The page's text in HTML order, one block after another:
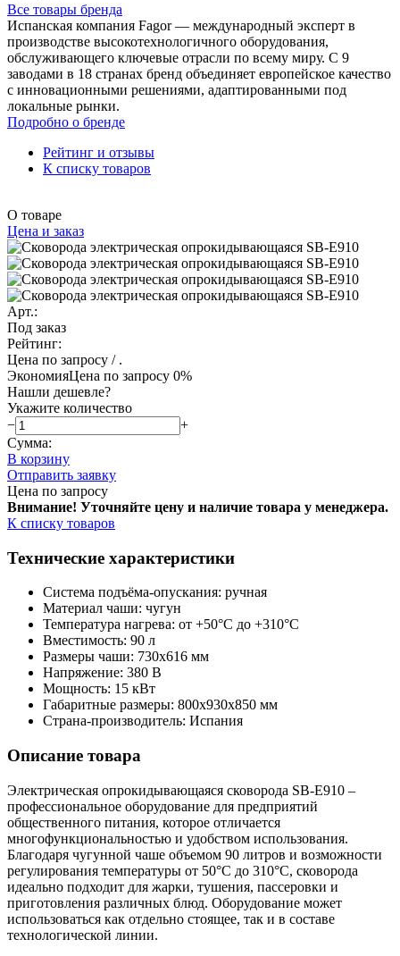
Все товары бренда
Испанская компания Fagor — международный эксперт в
производстве высокотехнологичного оборудования,
обслуживающего ключевые отрасли по всему миру. С 9
заводами в 18 странах бренд объединяет европейское качество
с инновационными решениями, адаптированными под
локальные рынки.
Подробно о бренде
Рейтинг и отзывы
К списку товаров
О товаре
Цена и заказ
Арт.:
Под заказ
Рейтинг:
Цена по запросу / .
ЭкономияЦена по запросу 0%
Нашли дешевле?
Укажите количество
−
+
Сумма:
В корзину
Отправить заявку
Цена по запросу
Внимание! Уточняйте цену и наличие товара у менеджера.
К списку товаров
Технические характеристики
Система подъёма-опускания: ручная
Материал чаши: чугун
Температура нагрева: от +50°С до +310°С
Вместимость: 90 л
Размеры чаши: 730х616 мм
Напряжение: 380 В
Мощность: 15 кВт
Габаритные размеры: 800х930х850 мм
Страна-производитель: Испания
Описание товара
Электрическая опрокидывающаяся сковорода SB-E910 –
профессиональное оборудование для предприятий
общественного питания, которое отличается
многофункциональностью и удобством использования.
Благодаря чугунной чаше объемом 90 литров и возможности
регулирования температуры от 50°С до 310°С, сковорода
идеально подходит для жарки, тушения, пассеровки и
приготовления различных блюд. Оборудование может
использоваться как отдельно стоящее, так и в составе
технологической линии.